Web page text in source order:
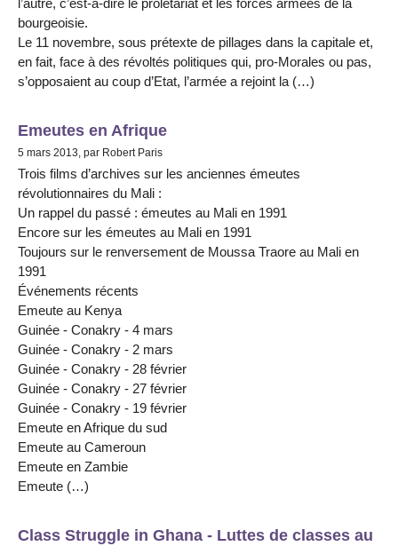
bourgeoisie.
Le 11 novembre, sous prétexte de pillages dans la capitale et,
en fait, face à des révoltés politiques qui, pro-Morales ou pas,
s’opposaient au coup d’Etat, l’armée a rejoint la (…)
Emeutes en Afrique
5 mars 2013, par Robert Paris
Trois films d’archives sur les anciennes émeutes
révolutionnaires du Mali :
Un rappel du passé : émeutes au Mali en 1991
Encore sur les émeutes au Mali en 1991
Toujours sur le renversement de Moussa Traore au Mali en
1991
Événements récents
Emeute au Kenya
Guinée - Conakry - 4 mars
Guinée - Conakry - 2 mars
Guinée - Conakry - 28 février
Guinée - Conakry - 27 février
Guinée - Conakry - 19 février
Emeute en Afrique du sud
Emeute au Cameroun
Emeute en Zambie
Emeute (…)
Class Struggle in Ghana - Luttes de classes au